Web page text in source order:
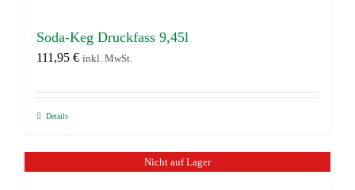
Soda-Keg Druckfass 9,45l
111,95 € inkl. MwSt.
Details
Nicht auf Lager